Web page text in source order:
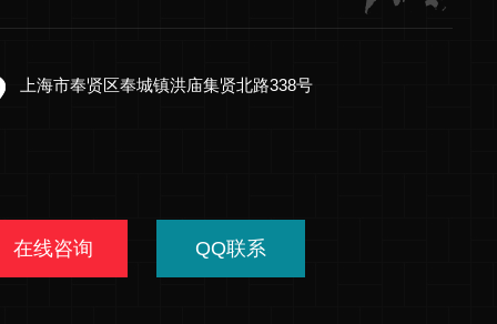
上海市奉贤区奉城镇洪庙集贤北路338号
在线咨询 QQ联系